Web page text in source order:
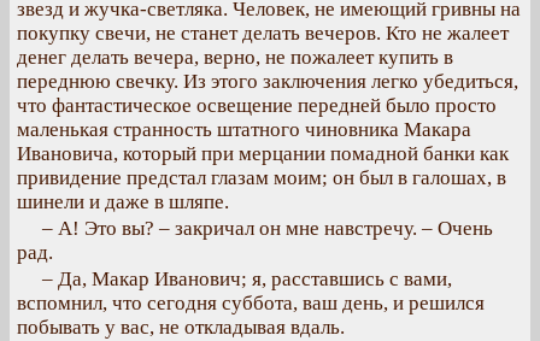
звезд и жучка-светляка. Человек, не имеющий гривны на
покупку свечи, не станет делать вечеров. Кто не жалеет
денег делать вечера, верно, не пожалеет купить в
переднюю свечку. Из этого заключения легко убедиться,
что фантастическое освещение передней было просто
маленькая странность штатного чиновника Макара
Ивановича, который при мерцании помадной банки как
привидение предстал глазам моим; он был в галошах, в
шинели и даже в шляпе.
– А! Это вы? – закричал он мне навстречу. – Очень
рад.
– Да, Макар Иванович; я, расставшись с вами,
вспомнил, что сегодня суббота, ваш день, и решился
побывать у вас, не откладывая вдаль.